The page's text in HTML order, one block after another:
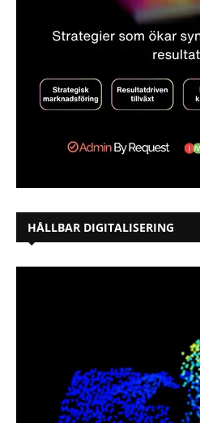
HÅLLBAR DIGITALISERING